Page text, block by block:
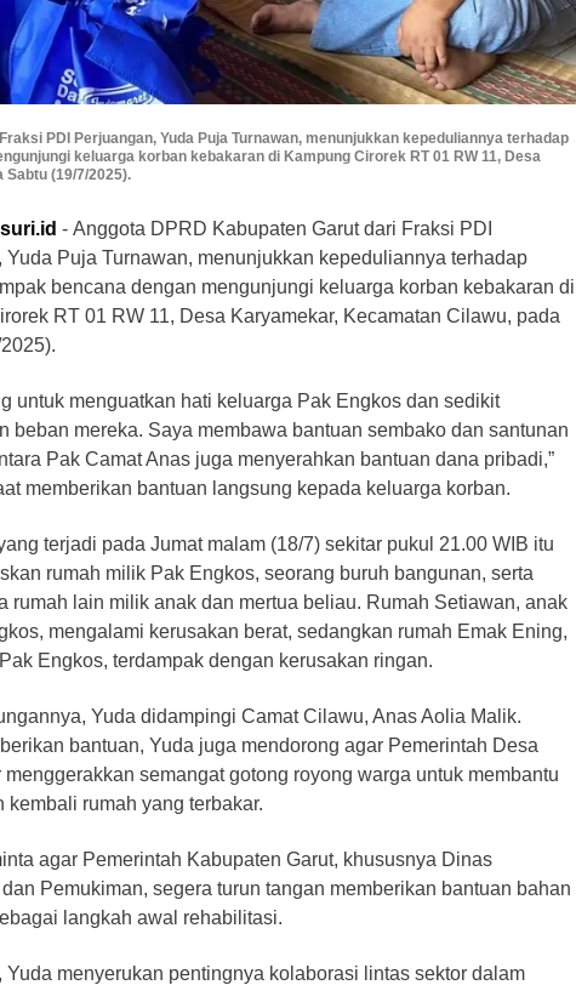
PDI Perjuangan, Yuda Puja Turnawan, menunjukkan kepeduliannya terhadap
keluarga korban kebakaran di Kampung Cirorek RT 01 RW 11, Desa
(19/7/2025).
- Anggota DPRD Kabupaten Garut dari Fraksi PDI
Yuda Puja Turnawan, menunjukkan kepeduliannya terhadap
bencana dengan mengunjungi keluarga korban kebakaran di
RT 01 RW 11, Desa Karyamekar, Kecamatan Cilawu, pada
untuk menguatkan hati keluarga Pak Engkos dan sedikit
beban mereka. Saya membawa bantuan sembako dan santunan
Pak Camat Anas juga menyerahkan bantuan dana pribadi,”
memberikan bantuan langsung kepada keluarga korban.
terjadi pada Jumat malam (18/7) sekitar pukul 21.00 WIB itu
rumah milik Pak Engkos, seorang buruh bangunan, serta
rumah lain milik anak dan mertua beliau. Rumah Setiawan, anak
mengalami kerusakan berat, sedangkan rumah Emak Ening,
Engkos, terdampak dengan kerusakan ringan.
Yuda didampingi Camat Cilawu, Anas Aolia Malik.
bantuan, Yuda juga mendorong agar Pemerintah Desa
menggerakkan semangat gotong royong warga untuk membantu
kembali rumah yang terbakar.
agar Pemerintah Kabupaten Garut, khususnya Dinas
Pemukiman, segera turun tangan memberikan bantuan bahan
langkah awal rehabilitasi.
Yuda menyerukan pentingnya kolaborasi lintas sektor dalam